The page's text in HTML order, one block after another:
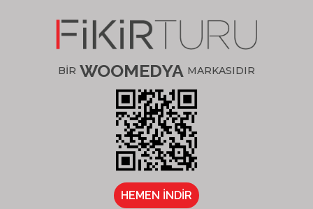
BİR WOOMEDYA MARKASIDIR
HEMEN İNDİR